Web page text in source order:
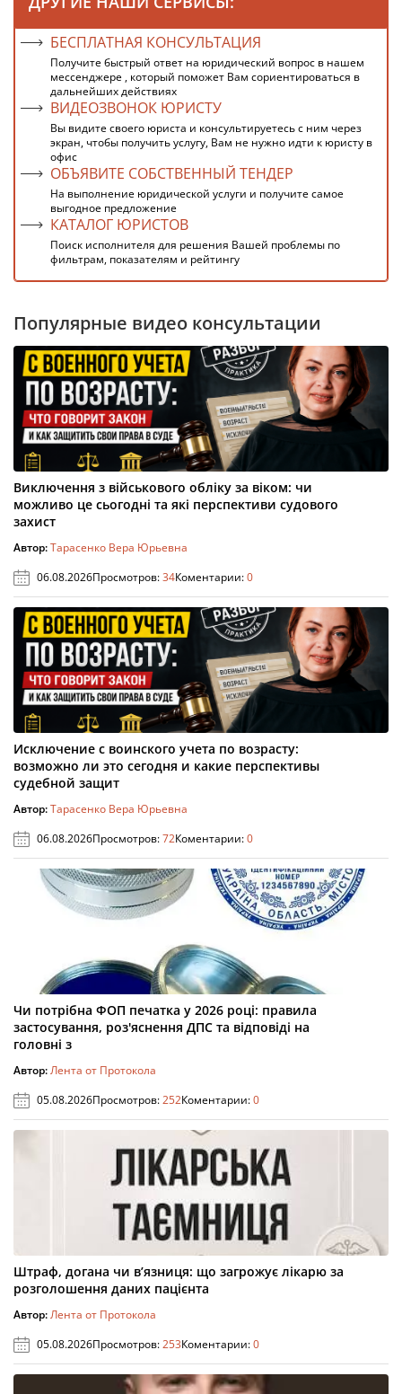
БЕСПЛАТНАЯ КОНСУЛЬТАЦИЯ
Получите быстрый ответ на юридический вопрос в нашем
мессенджере , который поможет Вам сориентироваться в
дальнейших действиях
ВИДЕОЗВОНОК ЮРИСТУ
Вы видите своего юриста и консультируетесь с ним через
экран, чтобы получить услугу, Вам не нужно идти к юристу в
офис
ОБЪЯВИТЕ СОБСТВЕННЫЙ ТЕНДЕР
На выполнение юридической услуги и получите самое
выгодное предложение
КАТАЛОГ ЮРИСТОВ
Поиск исполнителя для решения Вашей проблемы по
фильтрам, показателям и рейтингу
Популярные видео консультации
Виключення з військового обліку за віком: чи
можливо це сьогодні та які перспективи судового
захист
Автор:Тарасенко Вера Юрьевна
06.08.2026Просмотров:34Коментарии:0
Исключение с воинского учета по возрасту:
возможно ли это сегодня и какие перспективы
судебной защит
Автор:Тарасенко Вера Юрьевна
06.08.2026Просмотров:72Коментарии:0
Чи потрібна ФОП печатка у 2026 році: правила
застосування, роз'яснення ДПС та відповіді на
головні з
Автор:Лента от Протокола
05.08.2026Просмотров:252Коментарии:0
Штраф, догана чи в’язниця: що загрожує лікарю за
розголошення даних пацієнта
Автор:Лента от Протокола
05.08.2026Просмотров:253Коментарии:0